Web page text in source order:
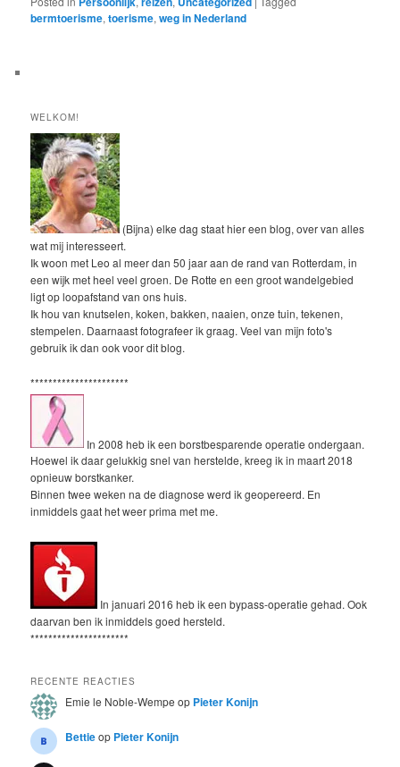
bermtoerisme,toerisme,weg in Nederland
WELKOM!
(Bijna) elke dag staat hier een blog, over van alles
wat mij interesseert.
Ik woon met Leo al meer dan 50 jaar aan de rand van Rotterdam, in
een wijk met heel veel groen. De Rotte en een groot wandelgebied
ligt op loopafstand van ons huis.
Ik hou van knutselen, koken, bakken, naaien, onze tuin, tekenen,
stempelen. Daarnaast fotografeer ik graag. Veel van mijn foto's
gebruik ik dan ook voor dit blog.
**********************
In 2008 heb ik een borstbesparende operatie ondergaan.
Hoewel ik daar gelukkig snel van herstelde, kreeg ik in maart 2018
opnieuw borstkanker.
Binnen twee weken na de diagnose werd ik geopereerd. En
inmiddels gaat het weer prima met me.
In januari 2016 heb ik een bypass-operatie gehad. Ook
daarvan ben ik inmiddels goed hersteld.
**********************
RECENTE REACTIES
Emie le Noble-Wempe op Pieter Konijn
Bettieop Pieter Konijn